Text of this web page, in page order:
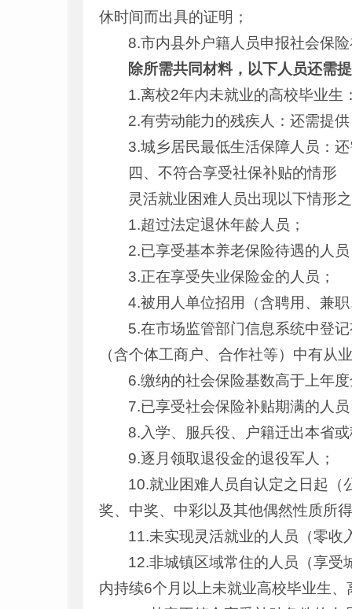
休时间而出具的证明；
8.市内县外户籍人员申报社会保
除所需共同材料，以下人员还需
1.离校2年内未就业的高校毕业生
2.有劳动能力的残疾人：还需提
3.城乡居民最低生活保障人员：
四、不符合享受社保补贴的情形
灵活就业困难人员出现以下情形
1.超过法定退休年龄人员；
2.已享受基本养老保险待遇的人
3.正在享受失业保险金的人员；
4.被用人单位招用（含聘用、兼
5.在市场监管部门信息系统中登
（含个体工商户、合作社等）中有从
6.缴纳的社会保险基数高于上年
7.已享受社会保险补贴期满的人
8.入学、服兵役、户籍迁出本省
9.逐月领取退役金的退役军人；
10.就业困难人员自认定之日起（
奖、中奖、中彩以及其他偶然性质所
11.未实现灵活就业的人员（零收
12.非城镇区域常住的人员（享受
内持续6个月以上未就业高校毕业生